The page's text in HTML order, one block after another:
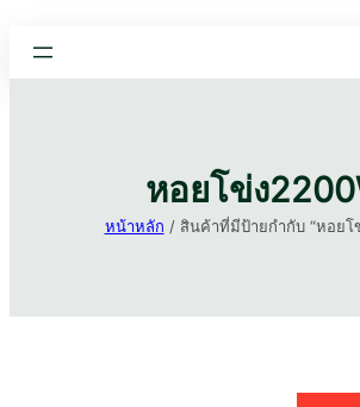
หอยโข่ง
หน้าหลัก / สินค้าที่มีป้ายกำกับ “หอยโ